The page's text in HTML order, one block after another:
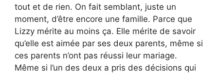
tout et de rien. On fait semblant, juste un
moment, d’être encore une famille. Parce que
Lizzy mérite au moins ça. Elle mérite de savoir
qu’elle est aimée par ses deux parents, même si
ces parents n’ont pas réussi leur mariage.
Même si l’un des deux a pris des décisions qui